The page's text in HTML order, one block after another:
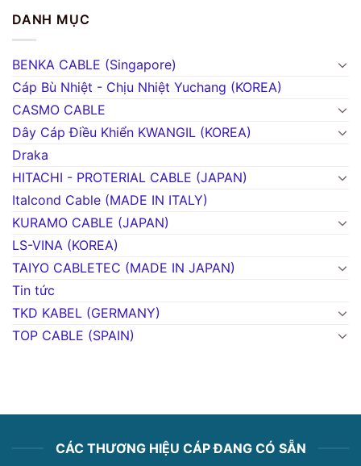
DANH MỤC
BENKA CABLE (Singapore)
Cáp Bù Nhiệt - Chịu Nhiệt Yuchang (KOREA)
CASMO CABLE
Dây Cáp Điều Khiển KWANGIL (KOREA)
Draka
HITACHI - PROTERIAL CABLE (JAPAN)
Italcond Cable (MADE IN ITALY)
KURAMO CABLE (JAPAN)
LS-VINA (KOREA)
TAIYO CABLETEC (MADE IN JAPAN)
Tin tức
TKD KABEL (GERMANY)
TOP CABLE (SPAIN)
CÁC THƯƠNG HIỆU CÁP ĐANG CÓ SẴN